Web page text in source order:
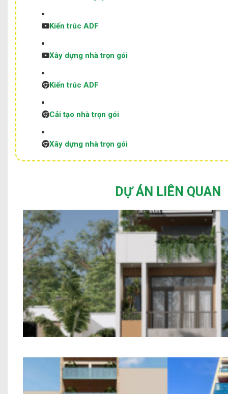
Kiến trúc ADF
Xây dựng nhà trọn gói
Kiến trúc ADF
Cải tạo nhà trọn gói
Xây dựng nhà trọn gói
DỰ ÁN LIÊN QUAN
Mẫu Nhà Phố 2 Tầng Hiện Đại